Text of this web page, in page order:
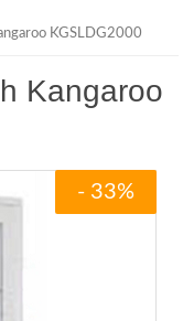
KGSLDG2000
Kangaroo
- 33%